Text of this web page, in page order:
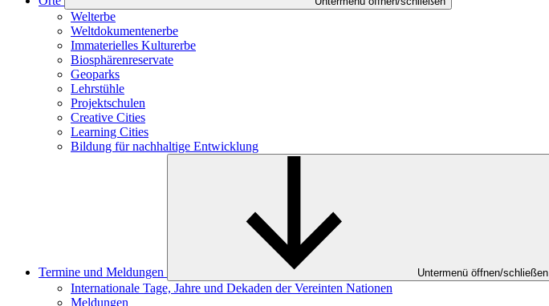
Welterbe
Weltdokumentenerbe
Immaterielles Kulturerbe
Biosphärenreservate
Geoparks
Lehrstühle
Projektschulen
Creative Cities
Learning Cities
Bildung für nachhaltige Entwicklung
Termine und Meldungen Untermenü öffnen/schließen
Internationale Tage, Jahre und Dekaden der Vereinten Nationen
Meldungen